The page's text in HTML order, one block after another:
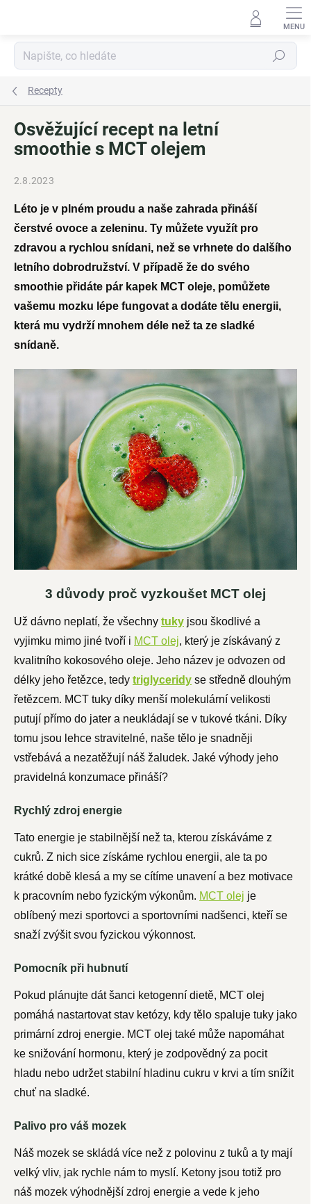
Hledat
Recepty
Osvěžující recept na letní
smoothie s MCT olejem
2.8.2023
Léto je v plném proudu a naše zahrada přináší
čerstvé ovoce a zeleninu. Ty můžete využít pro
zdravou a rychlou snídani, než se vrhnete do dalšího
letního dobrodružství. V případě že do svého
smoothie přidáte pár kapek MCT oleje, pomůžete
vašemu mozku lépe fungovat a dodáte tělu energii,
která mu vydrží mnohem déle než ta ze sladké
snídaně.
3 důvody proč vyzkoušet MCT olej
Už dávno neplatí, že všechny tuky jsou škodlivé a
vyjimku mimo jiné tvoří i MCT olej, který je získávaný z
kvalitního kokosového oleje. Jeho název je odvozen od
délky jeho řetězce, tedy triglyceridy se středně dlouhým
řetězcem. MCT tuky díky menší molekulární velikosti
putují přímo do jater a neukládají se v tukové tkáni. Díky
tomu jsou lehce stravitelné, naše tělo je snadněji
vstřebává a nezatěžují náš žaludek. Jaké výhody jeho
pravidelná konzumace přináší?
Rychlý zdroj energie
Tato energie je stabilnější než ta, kterou získáváme z
cukrů. Z nich sice získáme rychlou energii, ale ta po
krátké době klesá a my se cítíme unavení a bez motivace
k pracovním nebo fyzickým výkonům. MCT olej je
oblíbený mezi sportovci a sportovními nadšenci, kteří se
snaží zvýšit svou fyzickou výkonnost.
Pomocník při hubnutí
Pokud plánujte dát šanci ketogenní dietě, MCT olej
pomáhá nastartovat stav ketózy, kdy tělo spaluje tuky jako
primární zdroj energie. MCT olej také může napomáhat
ke snižování hormonu, který je zodpovědný za pocit
hladu nebo udržet stabilní hladinu cukru v krvi a tím snížit
chuť na sladké.
Palivo pro váš mozek
Náš mozek se skládá více než z polovinu z tuků a ty mají
velký vliv, jak rychle nám to myslí. Ketony jsou totiž pro
náš mozek výhodnější zdroj energie a vede k jeho